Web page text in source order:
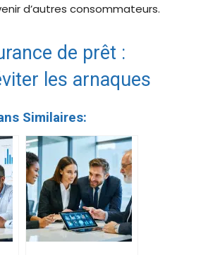
d’autres consommateurs.
de prêt :
les arnaques
Similaires: